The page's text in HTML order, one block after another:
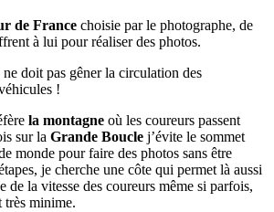
de France choisie par le photographe, de
à lui pour réaliser des photos.
doit pas gêner la circulation des
!
la montagne où les coureurs passent
sur la Grande Boucle j’évite le sommet
monde pour faire des photos sans être
je cherche une côte qui permet là aussi
de la vitesse des coureurs même si parfois,
très minime.